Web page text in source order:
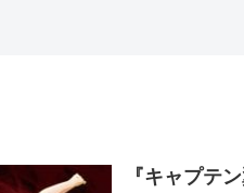
『キャプテ